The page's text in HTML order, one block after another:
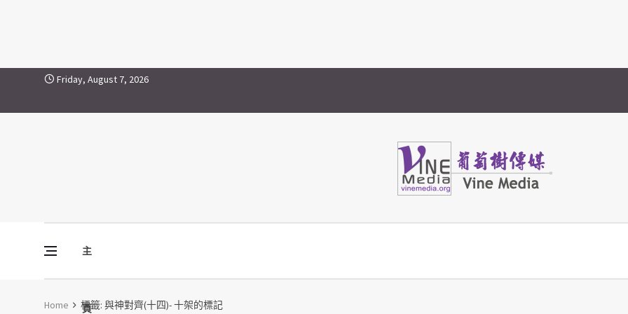
Skip to content
與神對齊(十四)- 十架的標記
Friday, August 7, 2026
主
頁
Vine Media
葡萄樹傳媒
Home 標籤: 與神對齊(十四)- 十架的標記